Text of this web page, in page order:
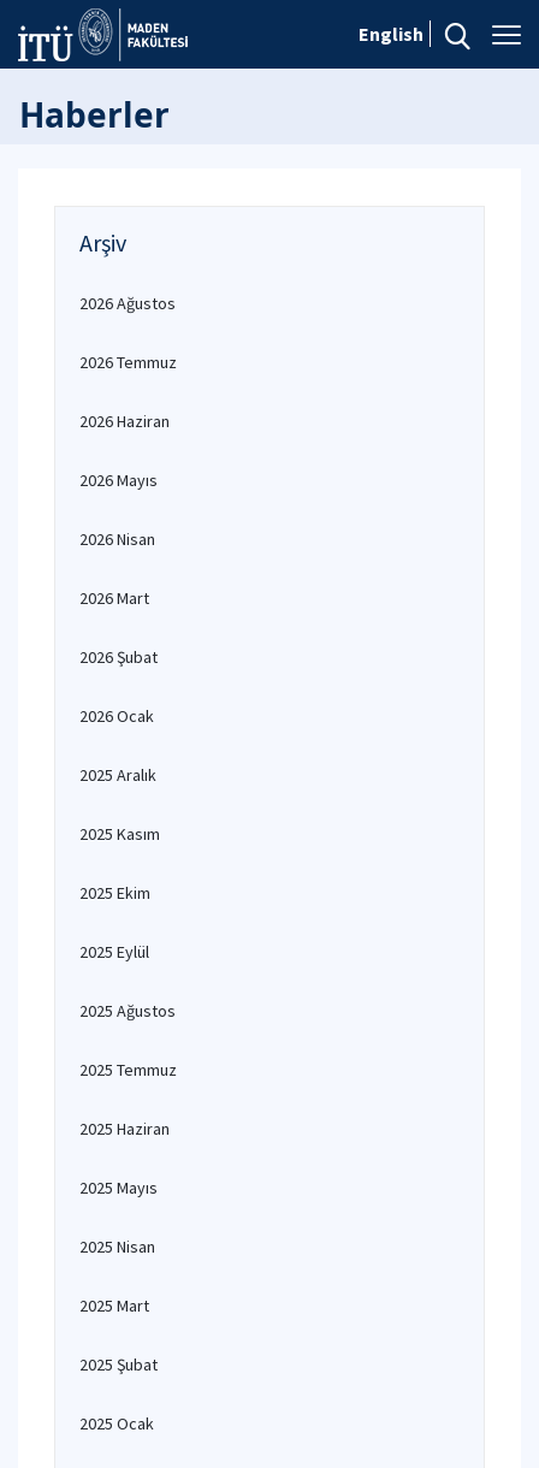
English
Haberler
Arşiv
2026 Ağustos
2026 Temmuz
2026 Haziran
2026 Mayıs
2026 Nisan
2026 Mart
2026 Şubat
2026 Ocak
2025 Aralık
2025 Kasım
2025 Ekim
2025 Eylül
2025 Ağustos
2025 Temmuz
2025 Haziran
2025 Mayıs
2025 Nisan
2025 Mart
2025 Şubat
2025 Ocak